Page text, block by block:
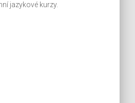
jazykové kurzy.